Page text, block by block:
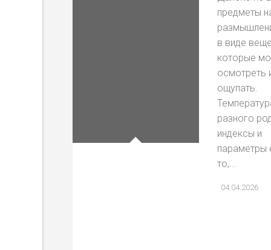
предметы
в виде
которые
осмотреть
ощупать.
разного
индексы и
параметры
то,...
04.04.2026